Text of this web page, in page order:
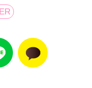
「Mnet Smart+」を
ンサーたちによる人
組を2月に日本初放